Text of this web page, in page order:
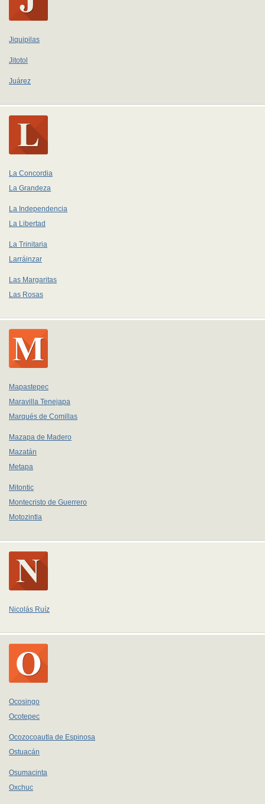
Jiquipilas
Jitotol
Juárez
La Concordia
La Grandeza
La Independencia
La Libertad
La Trinitaria
Larráinzar
Las Margaritas
Las Rosas
Mapastepec
Maravilla Tenejapa
Marqués de Comillas
Mazapa de Madero
Mazatán
Metapa
Mitontic
Montecristo de Guerrero
Motozintla
Nicolás Ruíz
Ocosingo
Ocotepec
Ocozocoautla de Espinosa
Ostuacán
Osumacinta
Oxchuc